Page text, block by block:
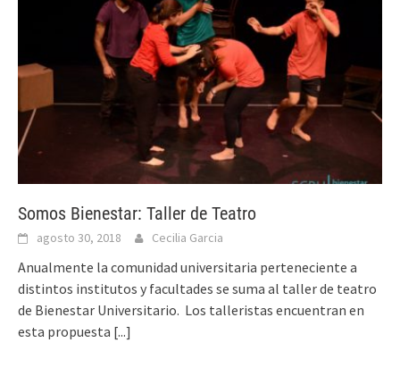
Somos Bienestar: Taller de Teatro
agosto 30, 2018 Cecilia Garcia
Anualmente la comunidad universitaria perteneciente a
distintos institutos y facultades se suma al taller de teatro
de Bienestar Universitario. Los talleristas encuentran en
esta propuesta [...]